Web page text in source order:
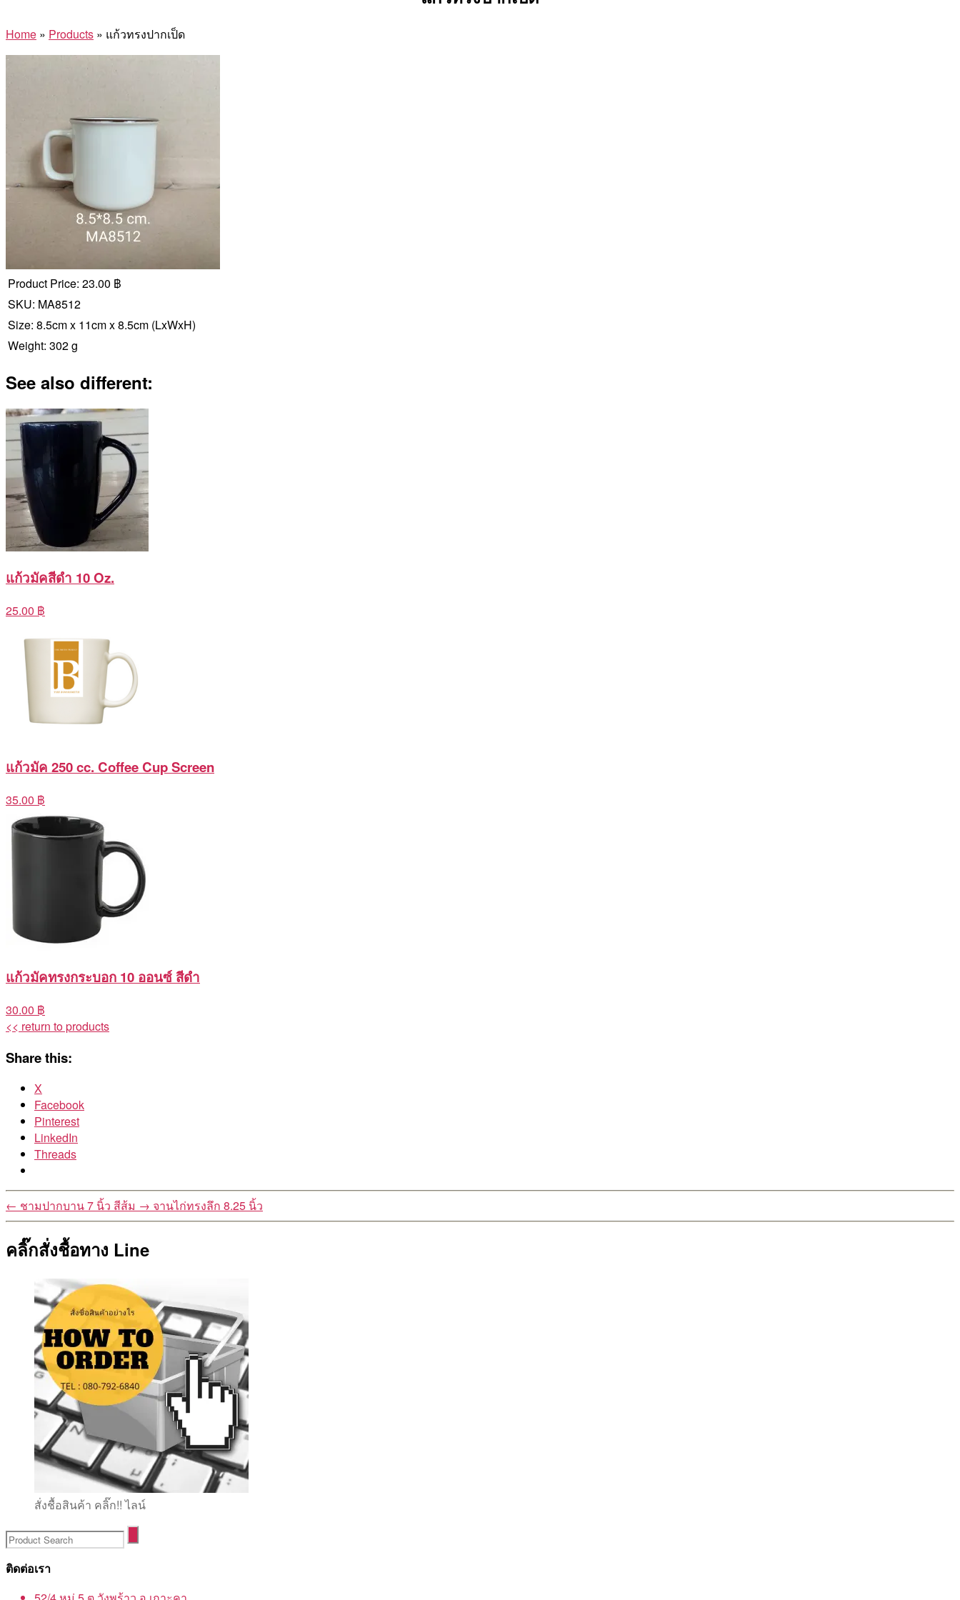
Home » Products » แก้วทรงปากเป็ด
Product Price: 23.00 ฿
SKU: MA8512
Size: 8.5cm x 11cm x 8.5cm (LxWxH)
Weight: 302 g
See also different:
แก้วมัคสีดำ 10 Oz.
25.00 ฿
แก้วมัค 250 cc. Coffee Cup Screen
35.00 ฿
แก้วมัคทรงกระบอก 10 ออนซ์ สีดำ
30.00 ฿
<< return to products
Share this:
X
Facebook
Pinterest
LinkedIn
Threads
← ชามปากบาน 7 นิ้ว สีส้ม → จานไก่ทรงลึก 8.25 นิ้ว
คลิ๊กสั่งชื้อทาง Line
สั่งชื้อสินค้า คลิ๊ก!! ไลน์
ติดต่อเรา